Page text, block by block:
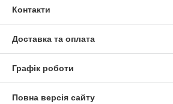
Контакти
Доставка та оплата
Графік роботи
Повна версія сайту